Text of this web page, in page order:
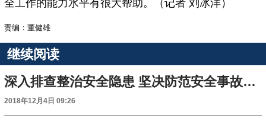
全工作的能力水平有很大帮助。（记者 刘冰洋）
责编：董健雄
继续阅读
深入排查整治安全隐患 坚决防范安全事故发生
2018年12月4日 09:26